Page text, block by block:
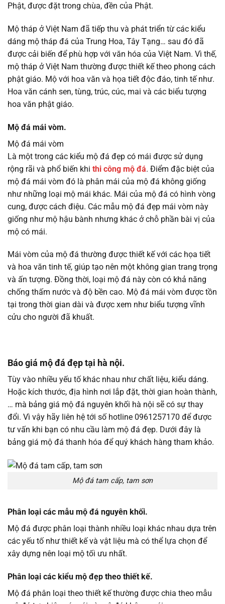
Phật, được đặt trong chùa, đền của Phật.
Mộ tháp ở Việt Nam đã tiếp thu và phát triển từ các kiểu
dáng mộ tháp đá của Trung Hoa, Tây Tạng… sau đó đã
được cải biến để phù hợp với văn hóa của Việt Nam. Vì thế,
mộ tháp ở Việt Nam thường được thiết kế theo phong cách
phật giáo. Mộ với hoa văn và họa tiết độc đáo, tinh tế như.
Hoa văn cánh sen, tùng, trúc, cúc, mai và các biểu tượng
hoa văn phật giáo.
Mộ đá mái vòm.
Mộ đá mái vòm
Là một trong các kiểu mộ đá đẹp có mái được sử dụng
rộng rãi và phổ biến khi thi công mộ đá. Điểm đặc biệt của
mộ đá mái vòm đó là phân mái của mộ đá không giống
như những loại mộ mái khác. Mái của mộ đá có hình vòng
cung, được cách điệu. Các mẫu mộ đá đẹp mái vòm này
giống như mộ hậu bành nhưng khác ở chỗ phần bài vị của
mộ có mái.
Mái vòm của mộ đá thường được thiết kế với các họa tiết
và hoa văn tinh tế, giúp tạo nên một không gian trang trọng
và ấn tượng. Đồng thời, loại mộ đá này còn có khả năng
chống thấm nước và độ bền cao. Mộ đá mái vòm được tồn
tại trong thời gian dài và được xem như biểu tượng vĩnh
cửu cho người đã khuất.
Báo giá mộ đá đẹp tại hà nội.
Tùy vào nhiều yếu tố khác nhau như chất liệu, kiểu dáng.
Hoặc kích thước, địa hình nơi lắp đặt, thời gian hoàn thành,
… mà bảng giá mộ đá nguyên khối hà nội sẽ có sự thay
đổi. Vì vậy hãy liên hệ tới số hotline 0961257170 để được
tư vấn khi bạn có nhu cầu làm mộ đá đẹp. Dưới đây là
bảng giá mộ đá thanh hóa để quý khách hàng tham khảo.
Mộ đá tam cấp, tam sơn
Phân loại các mẫu mộ đá nguyên khối.
Mộ đá được phân loại thành nhiều loại khác nhau dựa trên
các yếu tố như thiết kế và vật liệu mà có thể lựa chọn để
xây dựng nên loại mộ tối ưu nhất.
Phân loại các kiểu mộ đẹp theo thiết kế.
Mộ đá phân loại theo thiết kế thường được chia theo mẫu